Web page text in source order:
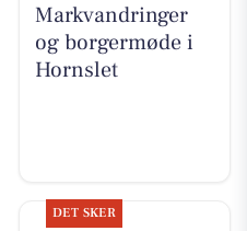
Markvandringer
og borgermøde i
Hornslet
DET SKER